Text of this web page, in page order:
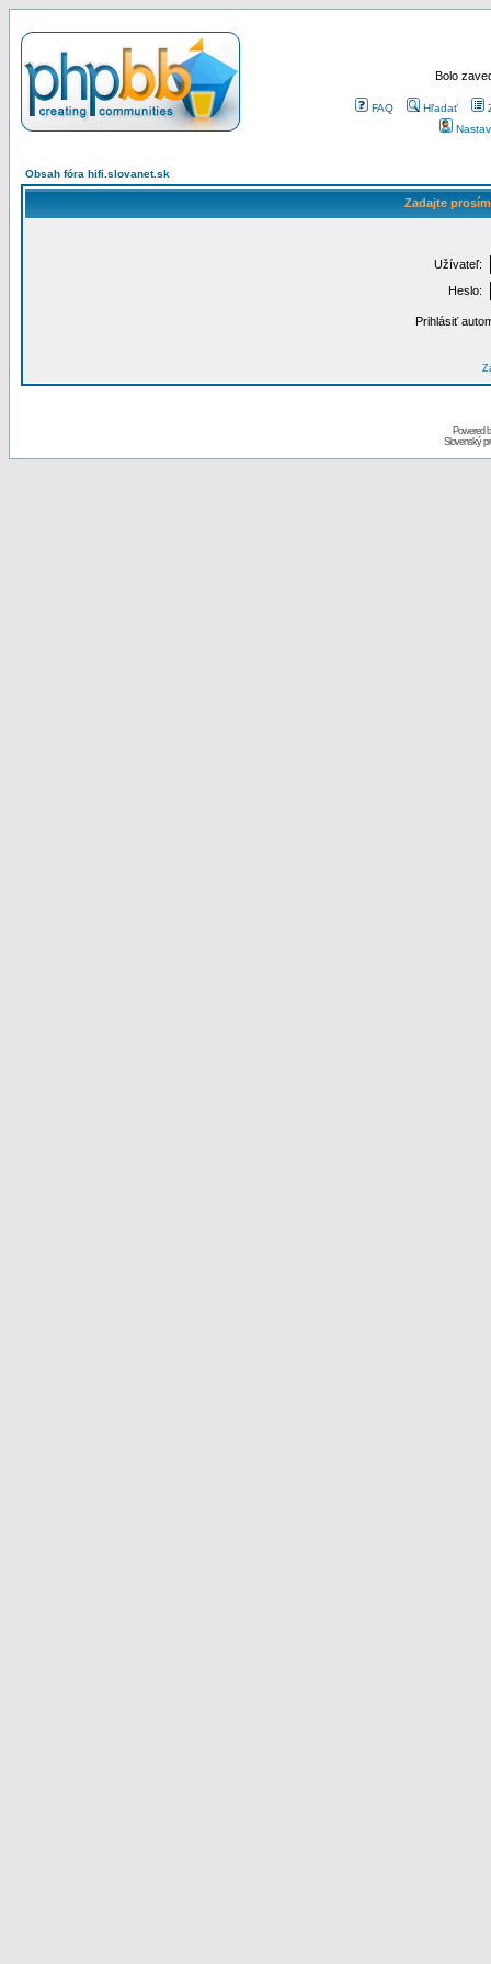
Bolo
FAQ Hľadať
Obsah fóra hifi.slovanet.sk
Zadajte
Užívateľ:
Heslo:
Prihlásiť
Powered
Slovenský